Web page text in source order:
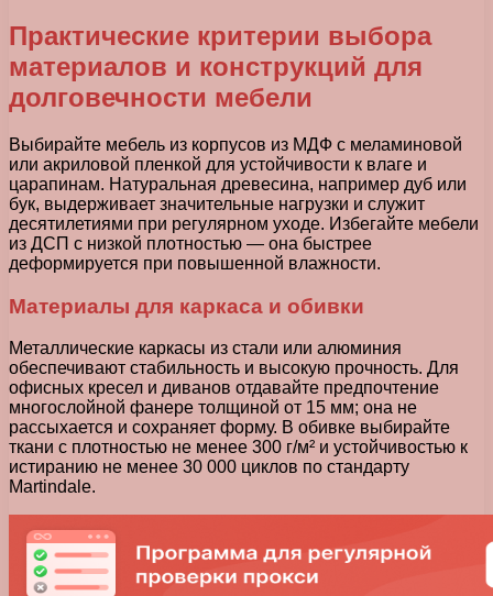
Практические критерии выбора
материалов и конструкций для
долговечности мебели
Выбирайте мебель из корпусов из МДФ с меламиновой
или акриловой пленкой для устойчивости к влаге и
царапинам. Натуральная древесина, например дуб или
бук, выдерживает значительные нагрузки и служит
десятилетиями при регулярном уходе. Избегайте мебели
из ДСП с низкой плотностью — она быстрее
деформируется при повышенной влажности.
Материалы для каркаса и обивки
Металлические каркасы из стали или алюминия
обеспечивают стабильность и высокую прочность. Для
офисных кресел и диванов отдавайте предпочтение
многослойной фанере толщиной от 15 мм; она не
рассыхается и сохраняет форму. В обивке выбирайте
ткани с плотностью не менее 300 г/м² и устойчивостью к
истиранию не менее 30 000 циклов по стандарту
Martindale.